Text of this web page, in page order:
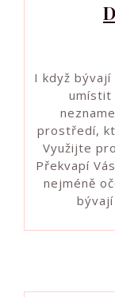
I když
umístit
prostředí,
Využijte
Překvapí
nejméně